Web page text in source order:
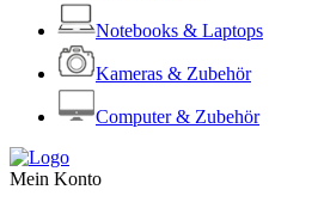
Notebooks & Laptops
Kameras & Zubehör
Computer & Zubehör
Mein Konto